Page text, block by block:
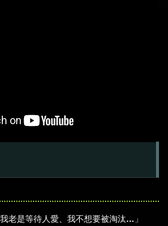
老是等待人愛、我不想要被淘汰…」